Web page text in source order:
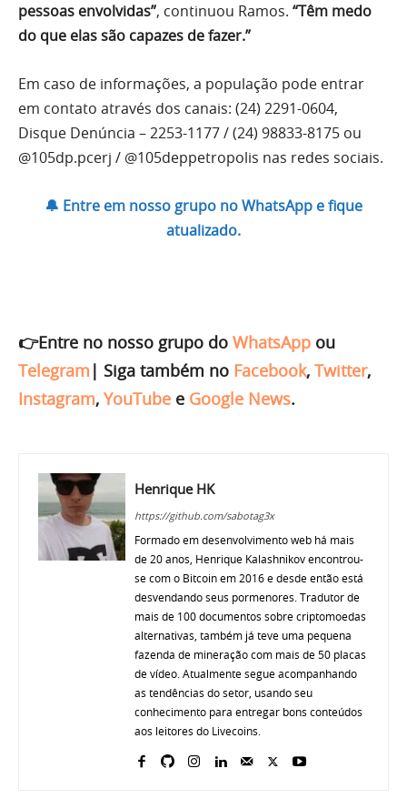
pessoas envolvidas”, continuou Ramos. “Têm medo
do que elas são capazes de fazer.”
Em caso de informações, a população pode entrar
em contato através dos canais: (24) 2291-0604,
Disque Denúncia – 2253-1177 / (24) 98833-8175 ou
@105dp.pcerj / @105deppetropolis nas redes sociais.
🔔 Entre em nosso grupo no WhatsApp e fique
atualizado.
👉Entre no nosso grupo do WhatsApp ou
Telegram | Siga também no Facebook, Twitter,
Instagram, YouTube e Google News.
Henrique HK
https://github.com/sabotag3x
Formado em desenvolvimento web há mais
de 20 anos, Henrique Kalashnikov encontrou-
se com o Bitcoin em 2016 e desde então está
desvendando seus pormenores. Tradutor de
mais de 100 documentos sobre criptomoedas
alternativas, também já teve uma pequena
fazenda de mineração com mais de 50 placas
de vídeo. Atualmente segue acompanhando
as tendências do setor, usando seu
conhecimento para entregar bons conteúdos
aos leitores do Livecoins.